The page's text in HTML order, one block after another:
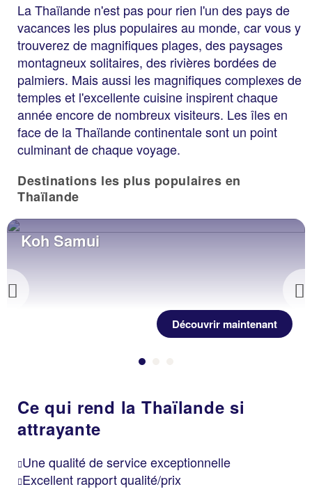
La Thaïlande n'est pas pour rien l'un des pays de
vacances les plus populaires au monde, car vous y
trouverez de magnifiques plages, des paysages
montagneux solitaires, des rivières bordées de
palmiers. Mais aussi les magnifiques complexes de
temples et l'excellente cuisine inspirent chaque
année encore de nombreux visiteurs. Les îles en
face de la Thaïlande continentale sont un point
culminant de chaque voyage.
Destinations les plus populaires en
Thaïlande
Previous
Koh Samui
Découvrir maintenant
Ce qui rend la Thaïlande si
attrayante
Une qualité de service exceptionnelle
Excellent rapport qualité/prix